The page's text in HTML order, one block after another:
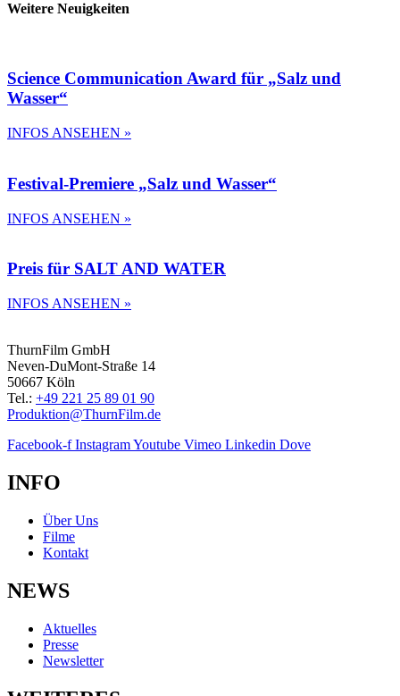
Weitere Neuigkeiten
Science Communication Award für „Salz und
Wasser“
INFOS ANSEHEN »
Festival-Premiere „Salz und Wasser“
INFOS ANSEHEN »
Preis für SALT AND WATER
INFOS ANSEHEN »
ThurnFilm GmbH
Neven-DuMont-Straße 14
50667 Köln
Tel.: +49 221 25 89 01 90
Produktion@ThurnFilm.de
Facebook-f InstagramYoutube Vimeo Linkedin Dove
INFO
Über Uns
Filme
Kontakt
NEWS
Aktuelles
Presse
Newsletter